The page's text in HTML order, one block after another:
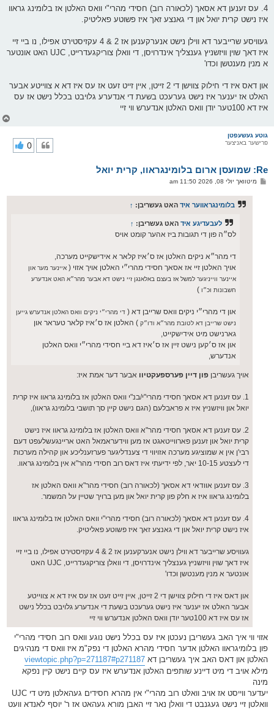
4. עס זענען דא אסאך (לכאורה רוב) חסידי מהרי"י וואס האלטן אז בלומינג גראוו
איז נישט קרית יואל און די גאנצע זאך איז פשוטע פאליטיק.
געוויסע שרייבער דא ווילן נישט אנערקענען אז 2 & 4 עקזיסטירט אפילו, נו ביי זיי
איז דאך שוין וויזשניץ גענצליך אינדרויסן, די וואלן צוריקגעדרייט, UJC האט אונטער
א מנין מענטשן וכדו'
און דאס איז די חילוק צווישן די 2 זייטן, איין זייט זעט אז עס איז דא א צווייטע אבער
האלט אז יענער איז נישט גערעכט בשעת די אנדערע גלויבט בכלל נישט אז עס
איז דא 100טער יודן וואס האלטן אנדערש ווי זיי
גוטע געשעפטן
פרישער באניצער
Re: שמועסן ארום בלומינגראוו, קרית יואל
0
פמיטוואך יולי 08, 2026 11:50 am
בלומינגראווער איד האט געשריבן: ↑
לעבעדיגע איד האט געשריבן: ↑
לס״ה פון די תגובות ביז אהער קומט אויס
די מהר״א ניקים האלטן אז ס׳איז קלאר א אידישקייט מערכה,
אויך האלטן זיי אז אסאך חסידי מהרי״י האלטן אויך אזוי ( איינער מער און
איינער ווייניגער למשל אז בעצם באלאנגן זיי נישט דא אבער מהר״א האט אנדערע
חשבונות וכ״ו )
און די מהרי״י ניקים וואס שרייבן דא ( די מהרי״י ניקים וואס האלטן אנדערש גייען
נישט שרייבן דא לטובת מהר״א ודו״ק ) האלטן אז ס׳איז קלאר טעראר און
גארנישט מיט אידישקייט,
און אז ס׳קען נישט זיין אז ס׳איז דא ביי חסידי מהרי״י וואס האלטן
אנדערש,
אויך געשריבן פון דיין פערספעקטיוו אבער דער אמת איז:
1. עס זענען דא אסאך חסידי מהרי"י/בנ"י וואס האלטן אז בלומינג גראוו איז קרית
יואל און וויזשניץ איז א פראבלעם (הגם נישט קיין סך תושבי בלומינג גראוו),
2. עס זענען דא אסאך חסידי מהר"א וואס האלטן אז בלומינג גראוו איז נישט
קרית יואל און זענען פארווייטאגט אז מען ווידעראמאל האט אריינגעשלעפט דעם
רבי'ן אין א שמוציגע מערכה אזויווי די צענדליגער פערזענליכע און קהילה מערכות
די לעצטע 10-15 יאר, לפי ידיעתי איז דאס רוב חסידי מהר"א אין בלומינג גראוו.
3. עס זענען אוודאי דא אסאך (לכאורה רוב) חסידי מהר"א וואס האלטן אז
בלומינג גראוו איז א חלק פון קרית יואל און מען ברויך שטיין על המשמר.
4. עס זענען דא אסאך (לכאורה רוב) חסידי מהרי"י וואס האלטן אז בלומינג גראוו
איז נישט קרית יואל און די גאנצע זאך איז פשוטע פאליטיק.
געוויסע שרייבער דא ווילן נישט אנערקענען אז 2 & 4 עקזיסטירט אפילו, נו ביי זיי
איז דאך שוין וויזשניץ גענצליך אינדרויסן, די וואלן צוריקגעדרייט, UJC האט
אונטער א מנין מענטשן וכדו'
און דאס איז די חילוק צווישן די 2 זייטן, איין זייט זעט אז עס איז דא א צווייטע
אבער האלט אז יענער איז נישט גערעכט בשעת די אנדערע גלויבט בכלל נישט
אז עס איז דא 100טער יודן וואס האלטן אנדערש ווי זיי
אזוי ווי איך האב געשריבן נעכטן איז עס בכלל נישט נוגע וואס רוב חסידי מהרי"י
פון בלומיגראוו האלטן אדער חסידי מהרא האלטן די נפק"מ איז וואס די מנהיגים
האלטן און דאס האב איך געשריבן דא viewtopic.php?p=271187#p271187
מילא אויב די מיט דיינע שותפים האלטן אנדערש איז עס קיים נישט קיין נפקא
מינה
יעדער ווייסט אז אויב וואלט רוב מהרי"י אין מהרא חסידים געהאלטן מיט די UJC
וואלטן זיי נישט געגנבט די וואלן נאר זיי האבן מורא געהאט אז ר' יוסף לאנדא וועט